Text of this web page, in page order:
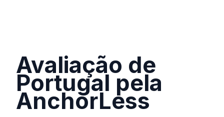
Avaliação de
Portugal pela
AnchorLess